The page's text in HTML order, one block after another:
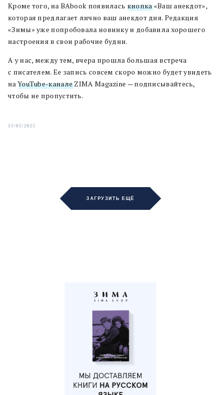
Кроме того, на BAbook появилась кнопка«Ваш анекдот»,
которая предлагает лично ваш анекдот дня. Редакция
«Зимы» уже попробовала новинку и добавила хорошего
настроения в свои рабочие будни.
А у нас, между тем, вчера прошла большая встреча
с писателем. Ее запись совсем скоро можно будет увидеть
наYouTube-каналеZIMA Magazine — подписывайтесь,
чтобы не пропустить.
15/05/2025
ЗАГРУЗИТЬ ЕЩЁ